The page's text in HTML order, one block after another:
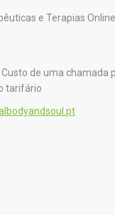
e Terapias Online
de uma chamada
tarifário